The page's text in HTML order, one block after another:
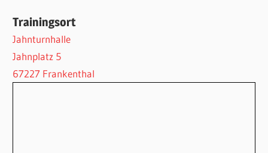
Trainingsort
Jahnturnhalle
Jahnplatz 5
67227 Frankenthal